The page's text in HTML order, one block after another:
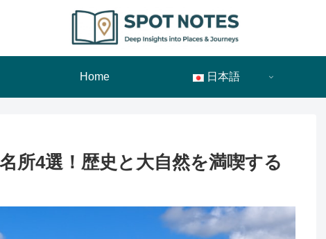
Home 日本語
所4選！歴史と大自然を満喫する